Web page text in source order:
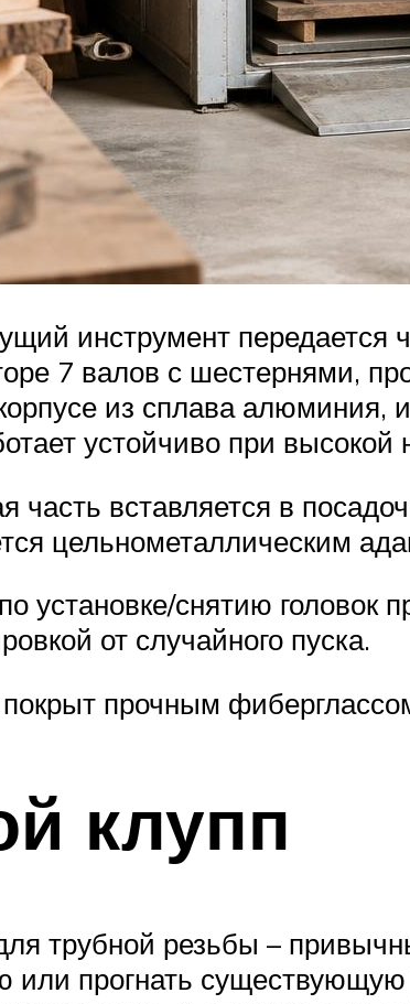
инструмент передается
7 валов с шестернями,
из сплава алюминия,
устойчиво при высокой
часть вставляется в
цельнометаллическим
установке/снятию головок
от случайного пуска.
покрыт прочным
клупп
трубной резьбы –
или прогнать